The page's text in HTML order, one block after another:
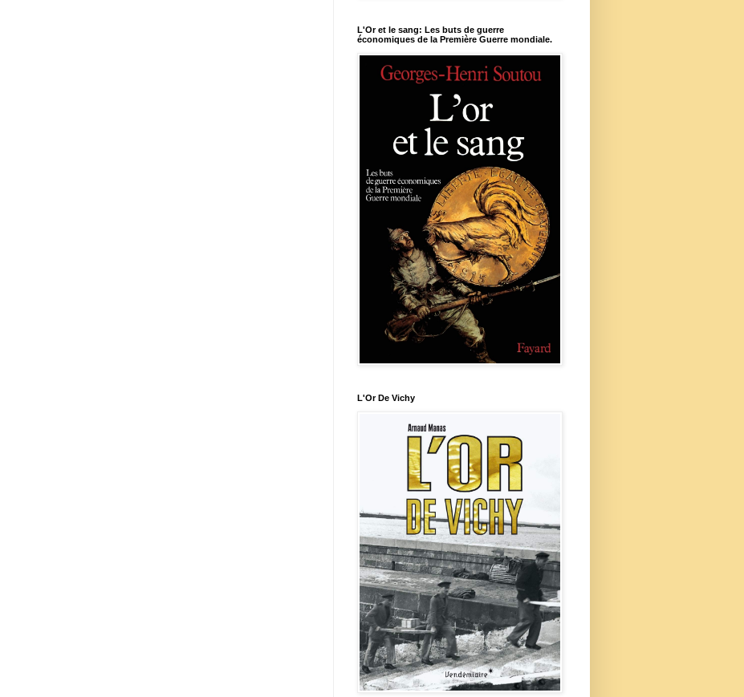
L'Or et le sang: Les buts de guerre
économiques de la Première Guerre mondiale.
L'Or De Vichy